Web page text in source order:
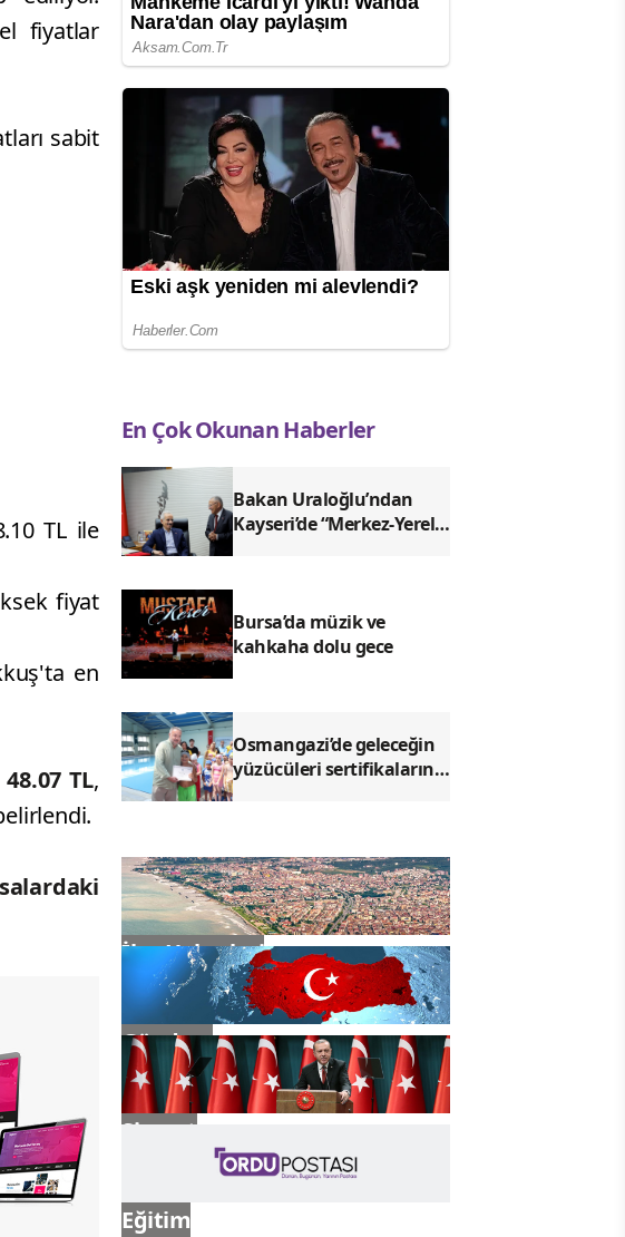
fiyatlar
sabit
TL ile
fiyat
en
TL,
En Çok Okunan Haberler
Bakan Uraloğlu’ndan
Kayseri’de “Merkez-Yerel
Bursa’da müzik ve
kahkaha dolu gece
Osmangazi’de geleceğin
yüzücüleri sertifikalarını
İlçe Haberleri
Gündem
Siyaset
Eğitim